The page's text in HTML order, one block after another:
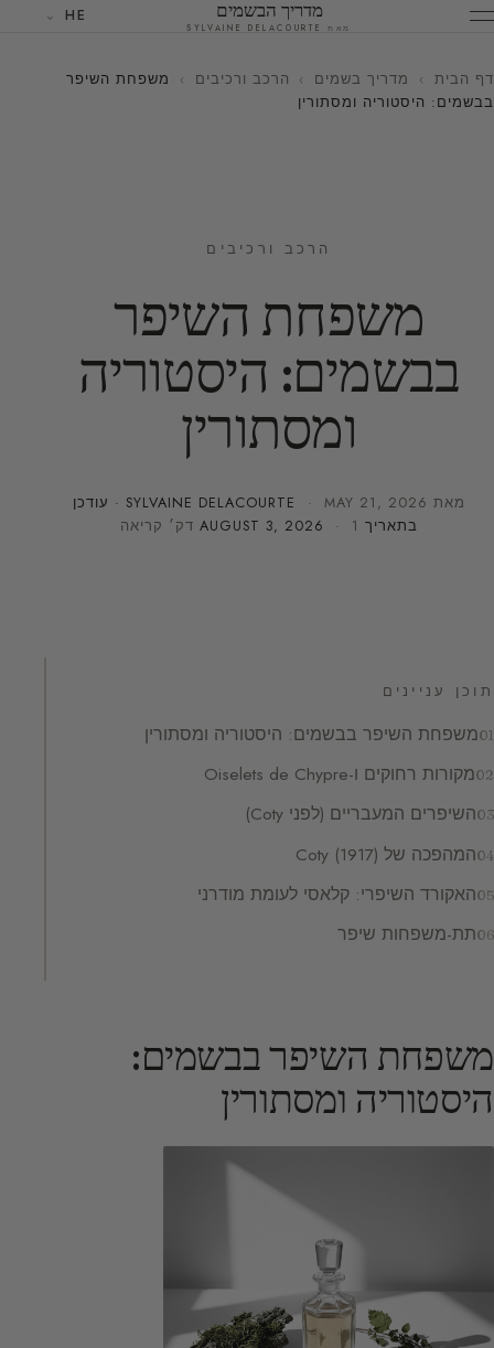
מדריך הבשמים
מאת SYLVAINE DELACOURTE
HE
דף הבית › מדריך בשמים › הרכב ורכיבים ›
משפחת השיפר
בבשמים: היסטוריה ומסתורין
הרכב ורכיבים
משפחת השיפר
בבשמים: היסטוריה
ומסתורין
מאת SYLVAINE DELACOURTE · MAY 21, 2026
· עודכן
בתאריך
AUGUST 3, 2026 · 1 דק׳ קריאה
תוכן עניינים
משפחת השיפר בבשמים: היסטוריה ומסתורין
מקורות רחוקים ו-Oiselets de Chypre
השיפרים המעבריים (לפני Coty)
המהפכה של Coty (1917)
האקורד השיפרי: קלאסי לעומת מודרני
תת-משפחות שיפר
משפחת השיפר בבשמים:
היסטוריה ומסתורין